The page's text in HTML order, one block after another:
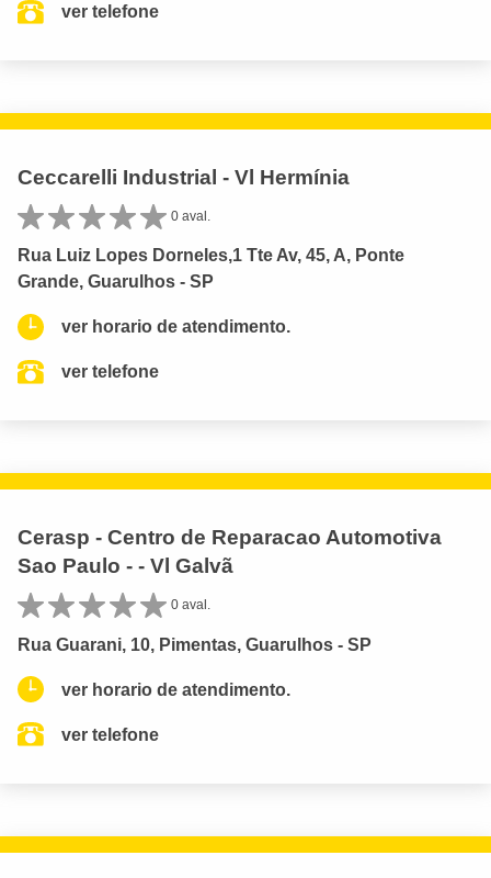
ver telefone
Ceccarelli Industrial - Vl Hermínia
0 aval.
Rua Luiz Lopes Dorneles,1 Tte Av, 45, A, Ponte
Grande, Guarulhos - SP
ver horario de atendimento.
ver telefone
Cerasp - Centro de Reparacao Automotiva
Sao Paulo - - Vl Galvã
0 aval.
Rua Guarani, 10, Pimentas, Guarulhos - SP
ver horario de atendimento.
ver telefone